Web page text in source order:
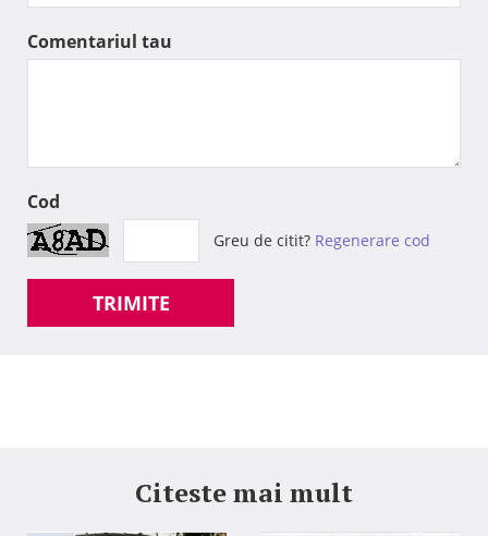
Comentariul tau
Cod
Greu de citit? Regenerare cod
TRIMITE
Citeste mai mult